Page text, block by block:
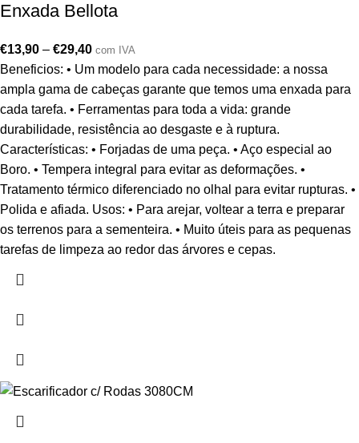
Enxada Bellota
€13,90 – €29,40 com IVA
Beneficios: • Um modelo para cada necessidade: a nossa
ampla gama de cabeças garante que temos uma enxada para
cada tarefa. • Ferramentas para toda a vida: grande
durabilidade, resistência ao desgaste e à ruptura.
Características: • Forjadas de uma peça. • Aço especial ao
Boro. • Tempera integral para evitar as deformações. •
Tratamento térmico diferenciado no olhal para evitar rupturas. •
Polida e afiada. Usos: • Para arejar, voltear a terra e preparar
os terrenos para a sementeira. • Muito úteis para as pequenas
tarefas de limpeza ao redor das árvores e cepas.